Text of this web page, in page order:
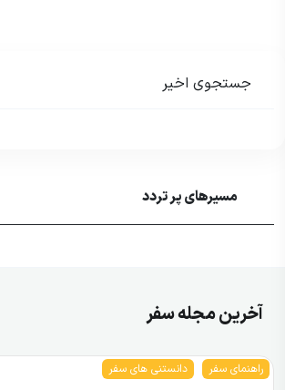
جستجوی اخیر
مسیرهای پر تردد
آخرین مجله سفر
راهنمای سفر دانستنی های سفر